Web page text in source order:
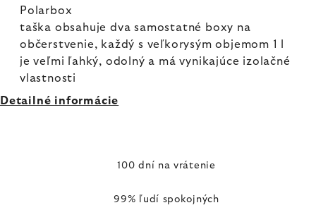
Polarbox
taška obsahuje dva samostatné boxy na
občerstvenie, každý s veľkorysým objemom 1 l
je veľmi ľahký, odolný a má vynikajúce izolačné
vlastnosti
Detailné informácie
100 dní na vrátenie
99% ľudí spokojných